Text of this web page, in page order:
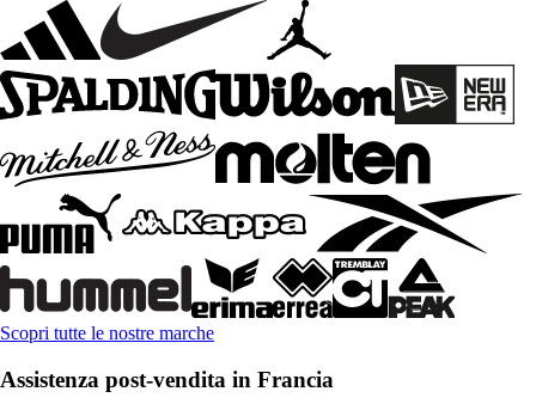
Scopri tutte le nostre marche
Assistenza post-vendita in Francia